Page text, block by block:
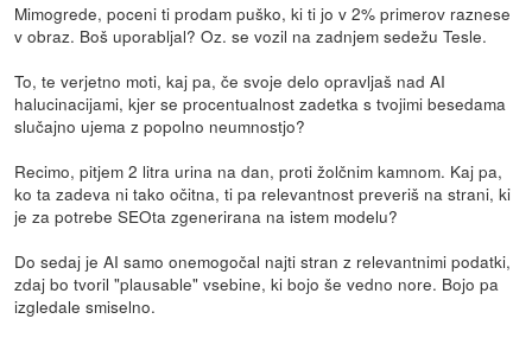
Mimogrede, poceni ti prodam puško, ki ti jo v 2% primerov raznese
v obraz. Boš uporabljal? Oz. se vozil na zadnjem sedežu Tesle.
To, te verjetno moti, kaj pa, če svoje delo opravljaš nad AI
halucinacijami, kjer se procentualnost zadetka s tvojimi besedama
slučajno ujema z popolno neumnostjo?
Recimo, pitjem 2 litra urina na dan, proti žolčnim kamnom. Kaj pa,
ko ta zadeva ni tako očitna, ti pa relevantnost preveriš na strani, ki
je za potrebe SEOta zgenerirana na istem modelu?
Do sedaj je AI samo onemogočal najti stran z relevantnimi podatki,
zdaj bo tvoril "plausable" vsebine, ki bojo še vedno nore. Bojo pa
izgledale smiselno.